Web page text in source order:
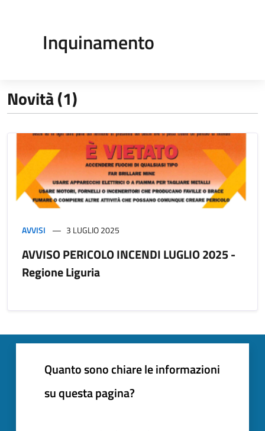
Inquinamento
Novità (1)
AVVISI 3 LUGLIO 2025
AVVISO PERICOLO INCENDI LUGLIO 2025 -
Regione Liguria
Quanto sono chiare le informazioni
su questa pagina?